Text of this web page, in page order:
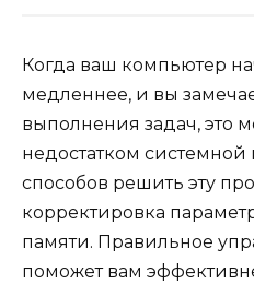
Когда ваш компьютер
медленнее, и вы
выполнения задач, это
недостатком
способов решить эту
корректировка
памяти. Правильное
поможет вам